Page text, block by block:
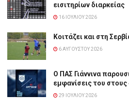
εισιτηρίων διαρκείας
16 ΙΟΥΛΊΟΥ 2026
Κοιτάζει και στη
6 ΑΥΓΟΎΣΤΟΥ 2026
Ο ΠΑΣ Γιάννινα
εμφανίσεις του
29 ΙΟΥΛΊΟΥ 2026